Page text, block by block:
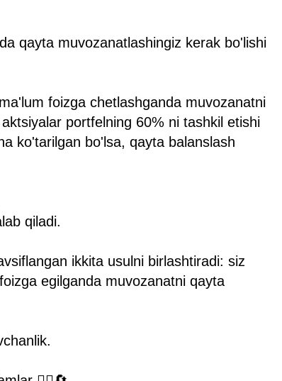
qayta muvozanatlashingiz kerak bo'lishi
foizga chetlashganda muvozanatni
portfelning 60% ni tashkil etishi
ko'tarilgan bo'lsa, qayta balanslash
qiladi.
ikkita usulni birlashtiradi: siz
egilganda muvozanatni qayta